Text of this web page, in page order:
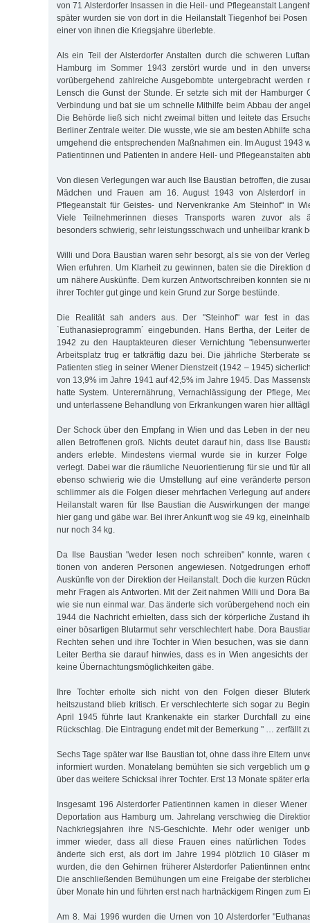
von 71 Alsterdorfer Insassen in die Heil- und Pflegeanstalt
später wurden sie von dort in die Heilanstalt Tiegenhof bei
einer von ihnen die Kriegsjahre überlebte.
Als ein Teil der Alsterdorfer Anstalten durch die schweren
Hamburg im Sommer 1943 zerstört wurde und in den
vorübergehend zahlreiche Ausgebombte untergebracht werden
Lensch die Gunst der Stunde. Er setzte sich mit der Hamburger
Verbindung und bat sie um schnelle Mithilfe beim Abbau der
Die Behörde ließ sich nicht zweimal bitten und leitete das
Berliner Zentrale weiter. Die wusste, wie sie am besten Abhilfe
umgehend die entsprechenden Maßnahmen ein. Im August 1943
Patientinnen und Patienten in andere Heil- und Pflegeanstalten
Von diesen Verlegungen war auch Ilse Baustian betroffen, die
Mädchen und Frauen am 16. August 1943 von Alsterdorf
Pflegeanstalt für Geistes- und Nervenkranke Am Steinhof" in
Viele Teilnehmerinnen dieses Transports waren zuvor als
besonders schwierig, sehr leistungsschwach und unheilbar krank
Willi und Dora Baustian waren sehr besorgt, als sie von der
Wien erfuhren. Um Klarheit zu gewinnen, baten sie die Direktion
um nähere Auskünfte. Dem kurzen Antwortschreiben konnten sie
ihrer Tochter gut ginge und kein Grund zur Sorge bestünde.
Die Realität sah anders aus. Der "Steinhof" war fest in das
`Euthanasieprogramm´ eingebunden. Hans Bertha, der Leiter
1942 zu den Hauptakteuren dieser Vernichtung
Arbeitsplatz trug er tatkräftig dazu bei. Die jährliche Sterberate
Patienten stieg in seiner Wiener Dienstzeit (1942 – 1945)
von 13,9% im Jahre 1941 auf 42,5% im Jahre 1945. Das
hatte System. Unterernährung, Vernachlässigung der Pflege,
und unterlassene Behandlung von Erkrankungen waren hier
Der Schock über den Empfang in Wien und das Leben in der
allen Betroffenen groß. Nichts deutet darauf hin, dass Ilse
anders erlebte. Mindestens viermal wurde sie in kurzer
verlegt. Dabei war die räumliche Neuorientierung für sie und für
ebenso schwierig wie die Umstellung auf eine veränderte
schlimmer als die Folgen dieser mehrfachen Verlegung auf
Heilanstalt waren für Ilse Baustian die Auswirkungen der
hier gang und gäbe war. Bei ihrer Ankunft wog sie 49 kg,
nur noch 34 kg.
Da Ilse Baustian "weder lesen noch schreiben" konnte, waren
tionen von anderen Personen angewiesen. Notgedrungen
Auskünfte von der Direktion der Heilanstalt. Doch die kurzen
mehr Fragen als Antworten. Mit der Zeit nahmen Willi und Dora
wie sie nun einmal war. Das änderte sich vorübergehend noch
1944 die Nachricht erhielten, dass sich der körperliche Zustand
einer bösartigen Blutarmut sehr verschlechtert habe. Dora
Rechten sehen und ihre Tochter in Wien besuchen, was sie
Leiter Bertha sie darauf hinwies, dass es in Wien angesichts
keine Übernachtungsmöglichkeiten gäbe.
Ihre Tochter erholte sich nicht von den Folgen dieser
heitszustand blieb kritisch. Er verschlechterte sich sogar zu
April 1945 führte laut Krankenakte ein starker Durchfall zu
Rückschlag. Die Eintragung endet mit der Bemerkung " … zerfällt
Sechs Tage später war Ilse Baustian tot, ohne dass ihre Eltern
informiert wurden. Monatelang bemühten sie sich vergeblich um
über das weitere Schicksal ihrer Tochter. Erst 13 Monate später
Insgesamt 196 Alsterdorfer Patientinnen kamen in dieser
Deportation aus Hamburg um. Jahrelang verschwieg die
Nachkriegsjahren ihre NS-Geschichte. Mehr oder weniger
immer wieder, dass all diese Frauen eines natürlichen Todes
änderte sich erst, als dort im Jahre 1994 plötzlich 10 Gläser
wurden, die den Gehirnen früherer Alsterdorfer Patientinnen
Die anschließenden Bemühungen um eine Freigabe der
über Monate hin und führten erst nach hartnäckigem Ringen zum
Am 8. Mai 1996 wurden die Urnen von 10 Alsterdorfer